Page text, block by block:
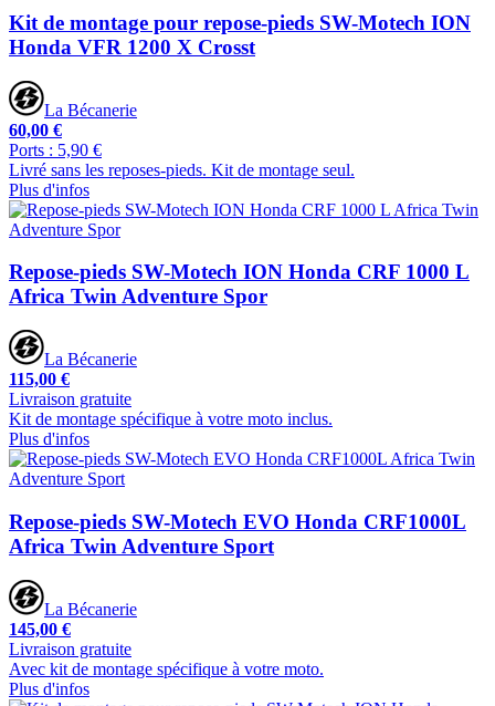
Kit de montage pour repose-pieds SW-Motech ION
Honda VFR 1200 X Crosst
La Bécanerie
60,00 €
Ports : 5,90 €
Livré sans les reposes-pieds. Kit de montage seul.
Plus d'infos
Repose-pieds SW-Motech ION Honda CRF 1000 L
Africa Twin Adventure Spor
La Bécanerie
115,00 €
Livraison gratuite
Kit de montage spécifique à votre moto inclus.
Plus d'infos
Repose-pieds SW-Motech EVO Honda CRF1000L
Africa Twin Adventure Sport
La Bécanerie
145,00 €
Livraison gratuite
Avec kit de montage spécifique à votre moto.
Plus d'infos